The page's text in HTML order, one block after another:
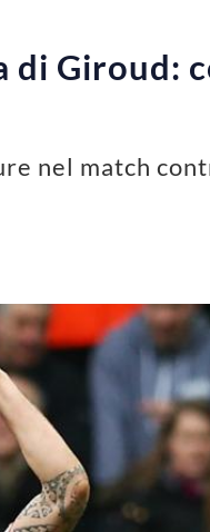
di Giroud:
nel match